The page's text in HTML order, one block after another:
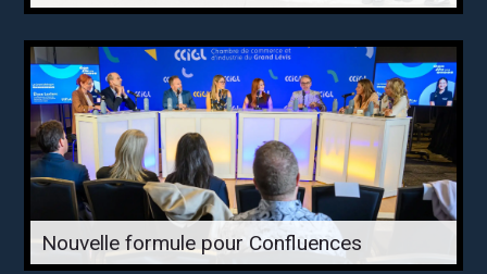
Nouvelle formule pour Confluences